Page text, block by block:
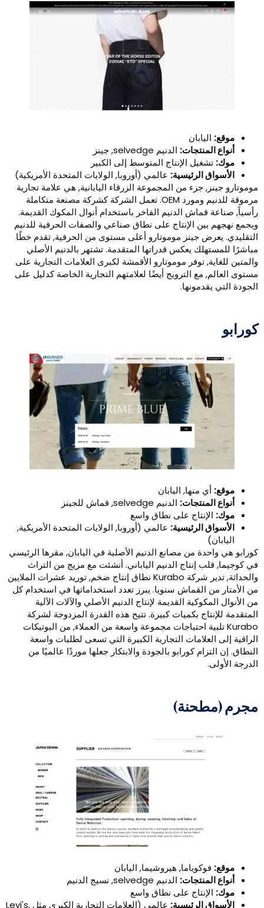
موقع:اليابان
أنواع المنتجات:الدنيم selvedge, جينز
موك:تشغيل الإنتاج المتوسط ​​إلى الكبير
الأسواق الرئيسية:عالمي (أوروبا, الولايات المتحدة الأمريكية)
جينز, جزء من المجموعة الزرقاء اليابانية, هي علامة تجارية
مرموقة للدنيم ومورد OEM. تعمل الشركة كشركة مصنعة متكاملة
صناعة قماش الدنيم الفاخر باستخدام أنوال المكوك القديمة.
نهجهم بين الإنتاج على نطاق صناعي والصفات الحرفية للدنيم
يعرض جينز موموتارو أعلى مستوى من الحرفية, تقدم خطًا
للمستهلك يعكس قدراتها المتقدمة. تشتهر بالدنيم الأصلي
للغاية, توفر موموتارو الأقمشة لكبرى العلامات التجارية على
العالم, مع الترويج أيضًا لعلامتهم التجارية الخاصة كدليل على
التي يقدمونها.
موقع:أي منها, اليابان
أنواع المنتجات:الدنيم selvedge, قماش للجينز
موك:الإنتاج على نطاق واسع
الأسواق الرئيسية:عالمي (أوروبا, الولايات المتحدة الأمريكية,
اليابان)
هي واحدة من مصانع الدنيم الأصلية في اليابان, مقرها الرئيسي
كوجيما, قلب إنتاج الدنيم الياباني. أنشئت مع مزيج من التراث
والحداثة, تدير شركة Kurabo نطاق إنتاج ضخم, توريد عشرات الملايين
الأمتار من القماش سنويا. يبرز تعدد استخداماتها في استخدام كل
الأنوال المكوكية القديمة لإنتاج الدنيم الأصلي والآلات الآلية
للإنتاج بكميات كبيرة. تتيح هذه القدرة المزدوجة لشركة
Kurabo تلبية احتياجات مجموعة واسعة من العملاء, من البوتيكات
إلى العلامات التجارية الكبيرة التي تسعى لطلبات واسعة
إن التزام كورابو بالجودة والابتكار جعلها موردًا عالميًا من
الأولى.
(مطحنة)
موقع:فوكوياما, هيروشيما, اليابان
أنواع المنتجات:الدنيم selvedge, نسيج الدنيم
موك:الإنتاج على نطاق واسع
الأسواق الرئيسية:
عالمي (العلامات التجارية الكبرى مثل Levi's,